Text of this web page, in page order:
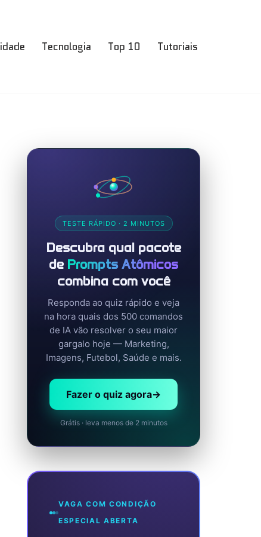
Tecnologia Top 10 Tutoriais
TESTE RÁPIDO · 2 MINUTOS
Descubra qual pacote
de Prompts Atômicos
combina com você
Responda ao quiz rápido e veja
na hora quais dos 500 comandos
de IA vão resolver o seu maior
gargalo hoje — Marketing,
Imagens, Futebol, Saúde e mais.
Fazer o quiz agora→
Grátis · leva menos de 2 minutos
VAGA COM CONDIÇÃO
ESPECIAL ABERTA